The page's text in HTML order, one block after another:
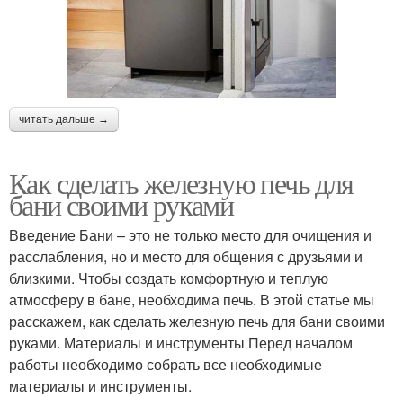
читать дальше →
Как сделать железную печь для
бани своими руками
Введение Бани – это не только место для очищения и
расслабления, но и место для общения с друзьями и
близкими. Чтобы создать комфортную и теплую
атмосферу в бане, необходима печь. В этой статье мы
расскажем, как сделать железную печь для бани своими
руками. Материалы и инструменты Перед началом
работы необходимо собрать все необходимые
материалы и инструменты.